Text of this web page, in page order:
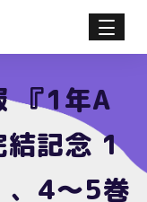
『1年A
結記念 1
、4～5巻